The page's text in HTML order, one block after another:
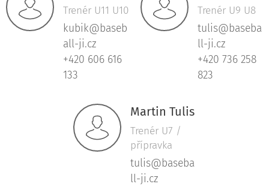
Trenér U11 U10
kubik@baseb
all-ji.cz
+420 606 616
133
Trenér U9 U8
tulis@baseba
ll-ji.cz
+420 736 258
823
Martin Tulis
Trenér U7 /
přípravka
tulis@baseba
ll-ji.cz